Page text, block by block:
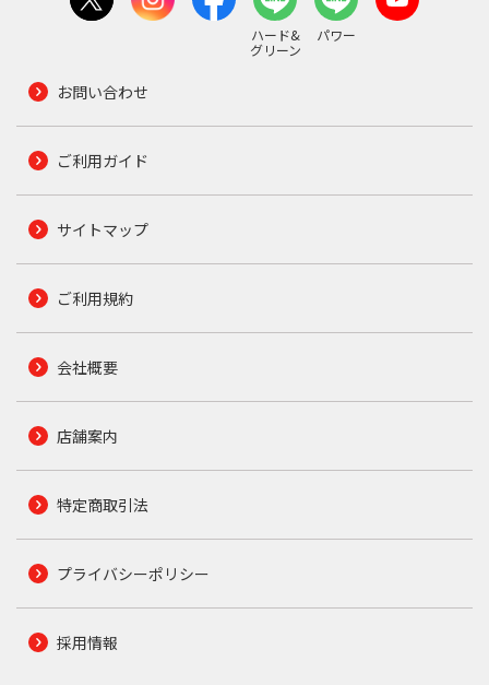
ハード&
グリーン
パワー
お問い合わせ
ご利用ガイド
サイトマップ
ご利用規約
会社概要
店舗案内
特定商取引法
プライバシーポリシー
採用情報